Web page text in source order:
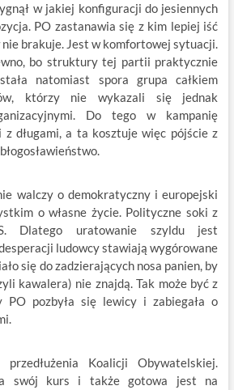
w jakiej konfiguracji do jesiennych
PO zastanawia się z kim lepiej iść
brakuje. Jest w komfortowej sytuacji.
bo struktury tej partii praktycznie
natomiast spora grupa całkiem
którzy nie wykazali się jednak
Do tego w kampanię
z długami, a ta kosztuje więc pójście z
walczy o demokratyczny i europejski
o własne życie. Polityczne soki z
Dlatego uratowanie szyldu jest
ludowcy stawiają wygórowane
się do zadzierających nosa panien, by
kawalera) nie znajdą. Tak może być z
PO pozbyła się lewicy i zabiegała o
Koalicji Obywatelskiej.
swój kurs i także gotowa jest na